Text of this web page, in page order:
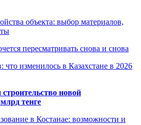
объекта: выбор материалов,
пересматривать снова и снова
изменилось в Казахстане в 2026
новой
тенге
в Костанае: возможности и